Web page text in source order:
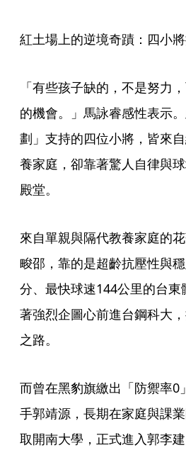
紅土場上的逆境奇蹟：四小
「有些孩子缺的，不是努力
的機會。」馬詠睿感性表示
劃」支持的四位小將，皆來
養家庭，卻靠著驚人自律與
殿堂。
來自單親與隔代教養家庭的
畯邵，靠的是超齡抗壓性與
分、最快球速144公里的台
著強烈企圖心前進台鋼科大
之路。
而曾在黑豹旗繳出「防禦率0
手郭靖源，長期在家庭與課
取開南大學，正式進入郭李